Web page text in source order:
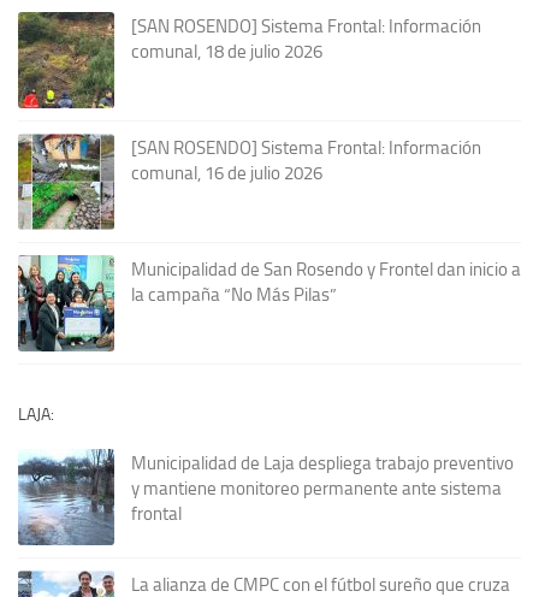
[SAN ROSENDO] Sistema Frontal: Información
comunal, 18 de julio 2026
[SAN ROSENDO] Sistema Frontal: Información
comunal, 16 de julio 2026
Municipalidad de San Rosendo y Frontel dan inicio a
la campaña “No Más Pilas”
LAJA:
Municipalidad de Laja despliega trabajo preventivo
y mantiene monitoreo permanente ante sistema
frontal
La alianza de CMPC con el fútbol sureño que cruza